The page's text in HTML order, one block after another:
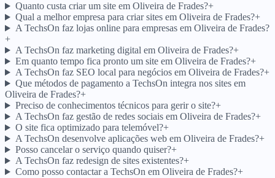
Quanto custa criar um site em Oliveira de Frades?+
Qual a melhor empresa para criar sites em Oliveira de Frades?+
A TechsOn faz lojas online para empresas em Oliveira de Frades?
+
A TechsOn faz marketing digital em Oliveira de Frades?+
Em quanto tempo fica pronto um site em Oliveira de Frades?+
A TechsOn faz SEO local para negócios em Oliveira de Frades?+
Que métodos de pagamento a TechsOn integra nos sites em
Oliveira de Frades?+
Preciso de conhecimentos técnicos para gerir o site?+
A TechsOn faz gestão de redes sociais em Oliveira de Frades?+
O site fica optimizado para telemóvel?+
A TechsOn desenvolve aplicações web em Oliveira de Frades?+
Posso cancelar o serviço quando quiser?+
A TechsOn faz redesign de sites existentes?+
Como posso contactar a TechsOn em Oliveira de Frades?+